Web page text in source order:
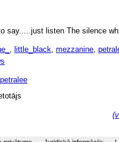
say.....just listen The silence
little_black mezzanine
petralee